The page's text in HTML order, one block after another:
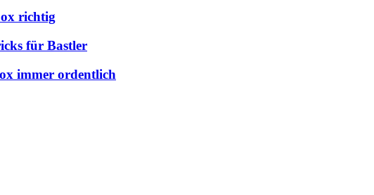
richtig
für Bastler
immer ordentlich